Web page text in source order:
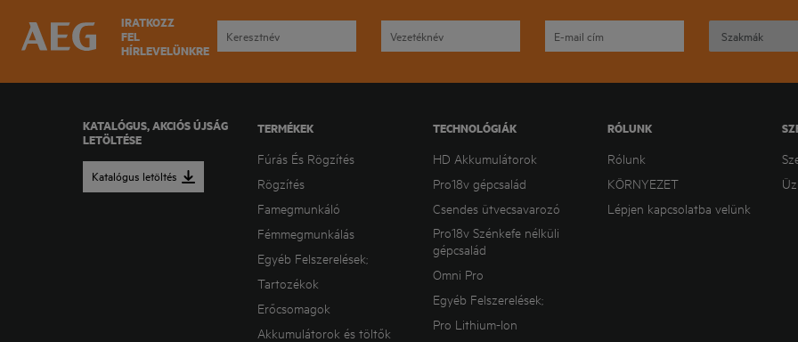
IRATKOZZ
FEL
HÍRLEVELÜNKRE
KATALÓGUS, AKCIÓS ÚJSÁG
LETÖLTÉSE
Katalógus letöltés
TERMÉKEK
Fúrás És Rögzítés
Rögzítés
Famegmunkáló
Fémmegmunkálás
Egyéb Felszerelések;
Tartozékok
Erőcsomagok
Akkumulátorok és töltők
TECHNOLÓGIÁK
HD Akkumulátorok
Pro18v gépcsalád
Csendes ütvecsavarozó
Pro18v Szénkefe nélküli
gépcsalád
Omni Pro
Egyéb Felszerelések;
Pro Lithium-Ion
RÓLUNK
Rólunk
KÖRNYEZET
Lépjen kapcsolatba velünk